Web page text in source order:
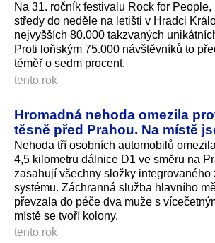
Na 31. ročník festivalu Rock for People,
středy do neděle na letišti v Hradci
nejvyšších 80.000 takzvaných
Proti loňským 75.000 návštěvníků to
téměř o sedm procent.
tento rok
Hromadná nehoda omezila
těsně před Prahou. Na místě
Nehoda tří osobních automobilů
4,5 kilometru dálnice D1 ve směru na
zasahují všechny složky integrovaného
systému. Záchranná služba hlavního
převzala do péče dva muže s
místě se tvoří kolony.
tento rok